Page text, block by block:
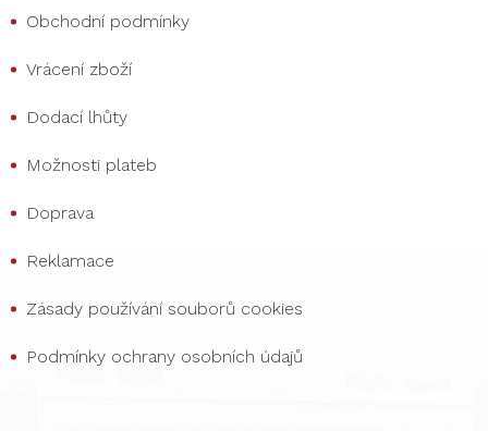
Obchodní podmínky
Vrácení zboží
Dodací lhůty
Možnosti plateb
Doprava
Reklamace
Zásady používání souborů cookies
Podmínky ochrany osobních údajů